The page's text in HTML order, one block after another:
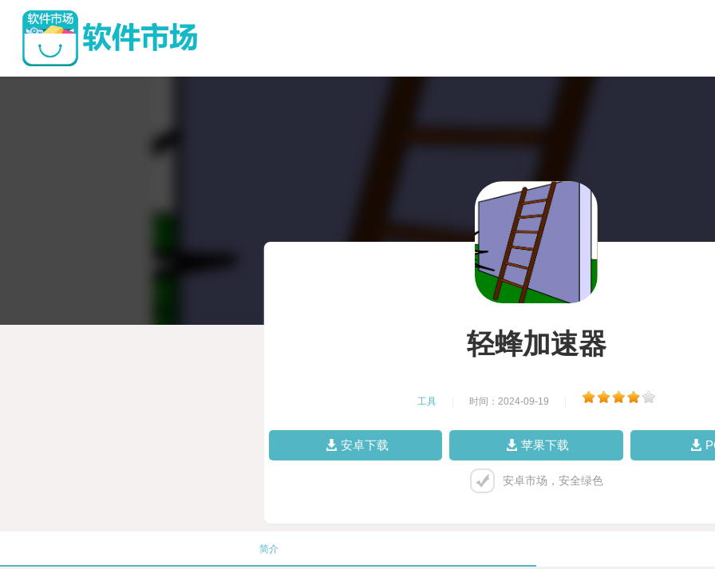
轻蜂加速器
工具 时间：2024-09-19
安卓下载 苹果下载
安卓市场，安全绿色
简介